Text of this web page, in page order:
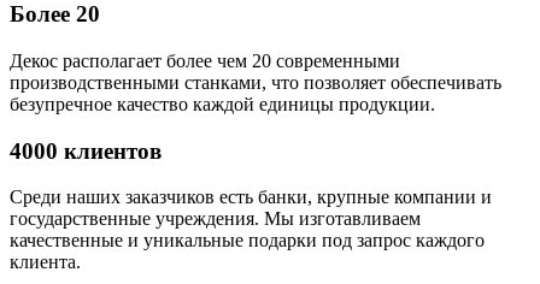
Более 20
Декос располагает более чем 20 современными
производственными станками, что позволяет обеспечивать
безупречное качество каждой единицы продукции.
4000 клиентов
Среди наших заказчиков есть банки, крупные компании и
государственные учреждения. Мы изготавливаем
качественные и уникальные подарки под запрос каждого
клиента.